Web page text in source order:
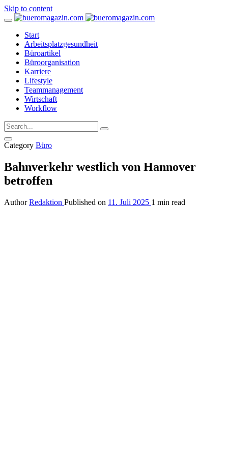
Skip to content
Start
Arbeitsplatzgesundheit
Büroartikel
Büroorganisation
Karriere
Lifestyle
Teammanagement
Wirtschaft
Workflow
Category Büro
Bahnverkehr westlich von Hannover
betroffen
Author Redaktion Published on 11. Juli 2025 1 min read